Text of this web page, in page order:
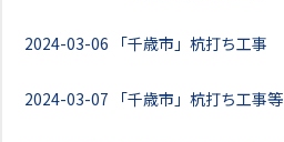
2024-03-06 「千歳市」杭打ち工事
2024-03-07 「千歳市」杭打ち工事等